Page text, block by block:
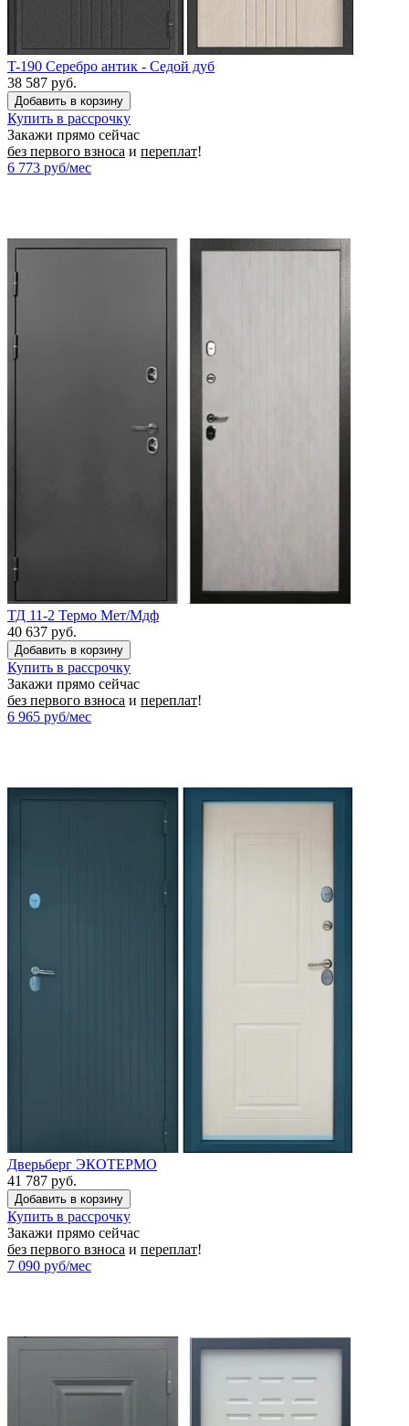
T-190 Серебро антик - Седой дуб
38 587 руб.
Купить в рассрочку
Закажи прямо сейчас
без первого взноса и переплат!
6 773 руб/мес
ТД 11-2 Термо Мет/Мдф
40 637 руб.
Купить в рассрочку
Закажи прямо сейчас
без первого взноса и переплат!
6 965 руб/мес
Дверьберг ЭКОТЕРМО
41 787 руб.
Купить в рассрочку
Закажи прямо сейчас
без первого взноса и переплат!
7 090 руб/мес